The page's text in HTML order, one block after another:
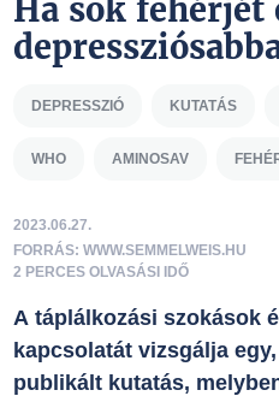
Ha sok fehérjét
DEPRESSZIÓ KUTATÁS
WHO AMINOSAV
2023.06.27.
FORRÁS: WWW.SEMMELWEIS.HU
2 PERCES OLVASÁSI IDŐ
A táplálkozási szokások
kapcsolatát vizsgálja
publikált kutatás,